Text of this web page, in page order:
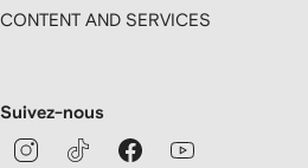
CONTENT AND SERVICES
Suivez-nous